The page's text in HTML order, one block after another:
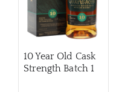
10 Year Old Cask
Strength Batch 1